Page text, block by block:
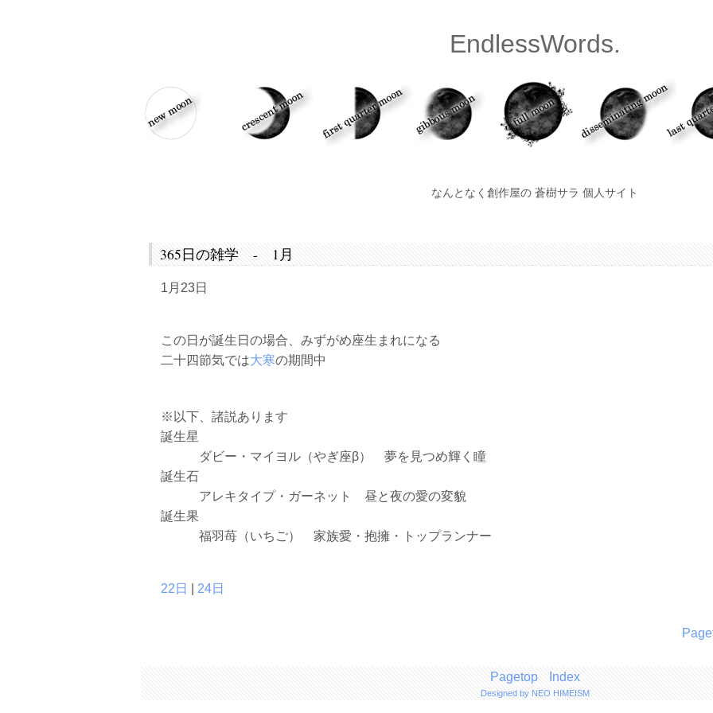
EndlessWords.
なんとなく創作屋の 蒼樹サラ 個人サイト
365日の雑学 - 1月
1月23日
この日が誕生日の場合、みずがめ座生まれになる
二十四節気では大寒の期間中
※以下、諸説あります
誕生星
ダビー・マイヨル（やぎ座β） 夢を見つめ輝く瞳
誕生石
アレキタイプ・ガーネット 昼と夜の愛の変貌
誕生果
福羽苺（いちご） 家族愛・抱擁・トップランナー
22日 24日
Pagetop Index
Designed by NEO HIMEISM